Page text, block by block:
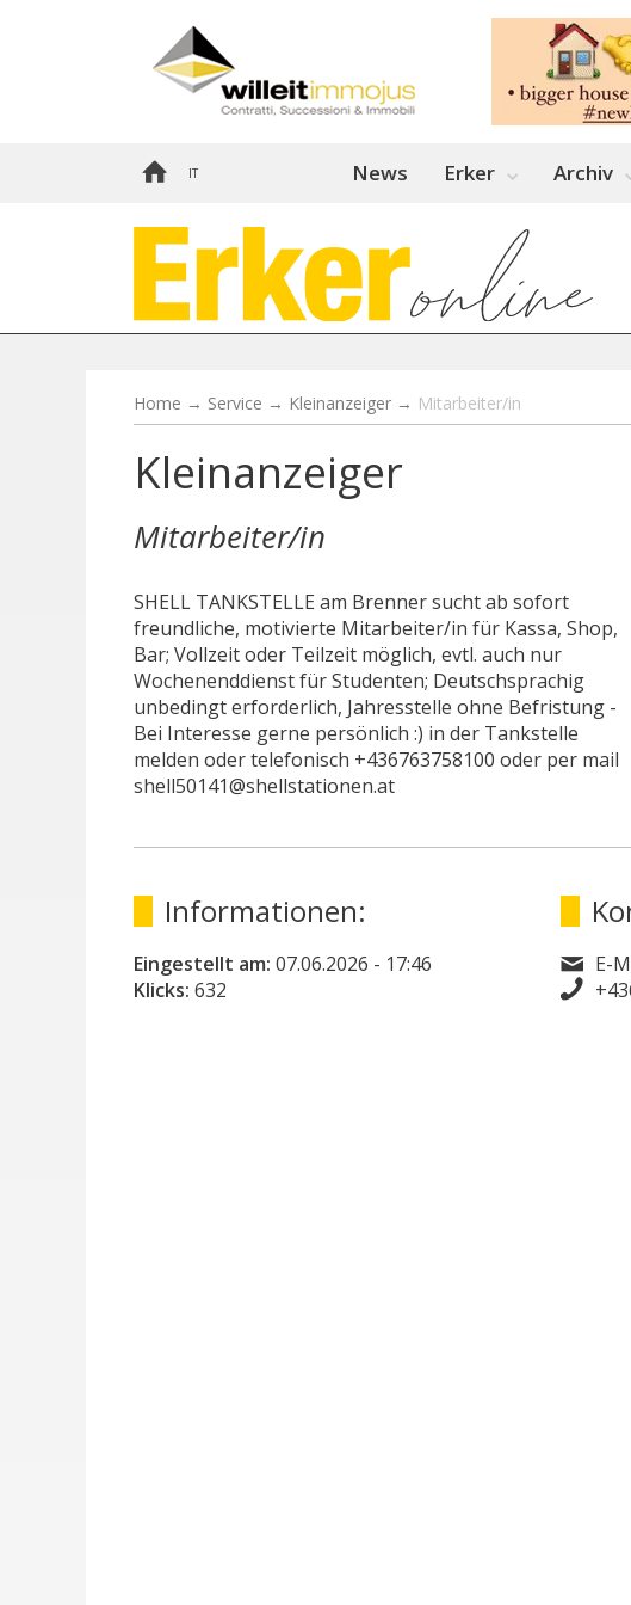
IT News Erker Archiv
Home → Service → Kleinanzeiger → Mitarbeiter/in
Kleinanzeiger
Mitarbeiter/in
SHELL TANKSTELLE am Brenner sucht ab sofort
freundliche, motivierte Mitarbeiter/in für Kassa, Shop,
Bar; Vollzeit oder Teilzeit möglich, evtl. auch nur
Wochenenddienst für Studenten; Deutschsprachig
unbedingt erforderlich, Jahresstelle ohne Befristung -
Bei Interesse gerne persönlich :) in der Tankstelle
melden oder telefonisch +436763758100 oder per mail
shell50141@shellstationen.at
Informationen:
Eingestellt am: 07.06.2026 - 17:46
Klicks: 632
E-